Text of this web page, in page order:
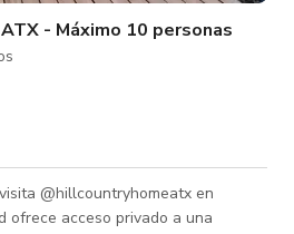
- Máximo 10 personas
@hillcountryhomeatx en
ofrece acceso privado a una